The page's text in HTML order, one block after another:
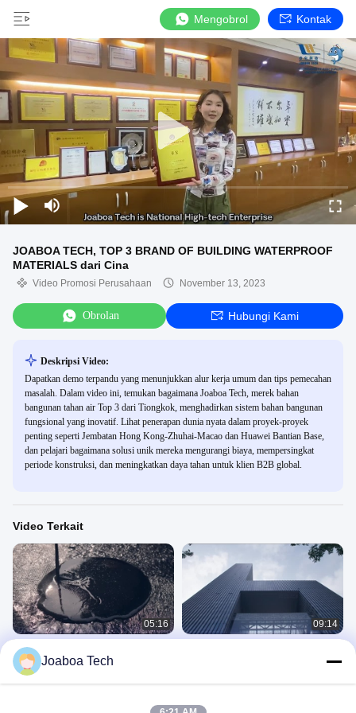
Mengobrol Kontak
JOABOA TECH, TOP 3 BRAND OF BUILDING WATERPROOF
MATERIALS dari Cina
Video Promosi Perusahaan November 13, 2023
Obrolan Hubungi Kami
Deskripsi Video:
Dapatkan demo terpandu yang menunjukkan alur kerja umum dan tips pemecahan
masalah. Dalam video ini, temukan bagaimana Joaboa Tech, merek bahan
bangunan tahan air Top 3 dari Tiongkok, menghadirkan sistem bahan bangunan
fungsional yang inovatif. Lihat penerapan dunia nyata dalam proyek-proyek
penting seperti Jembatan Hong Kong-Zhuhai-Macao dan Huawei Bantian Base,
dan pelajari bagaimana solusi unik mereka mengurangi biaya, mempersingkat
periode konstruksi, dan meningkatkan daya tahan untuk klien B2B global.
Video Terkait
05:16
Video Promosi Joaboa Tech Vietnam
Video Promosi Perusahaan
09:14
Joaboa Tech